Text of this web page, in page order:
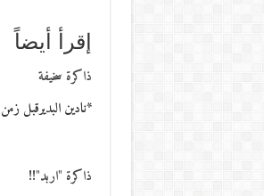
إقرأ أيضاً
ذاكرة سخيفة
*نادين البديرقبل
ذاكرة "اربد"!!